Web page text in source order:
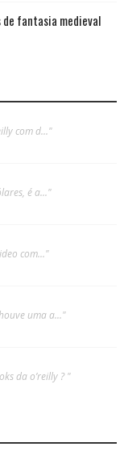
de fantasia medieval
com d..."
é a..."
com..."
uma a..."
da o’reilly ? "